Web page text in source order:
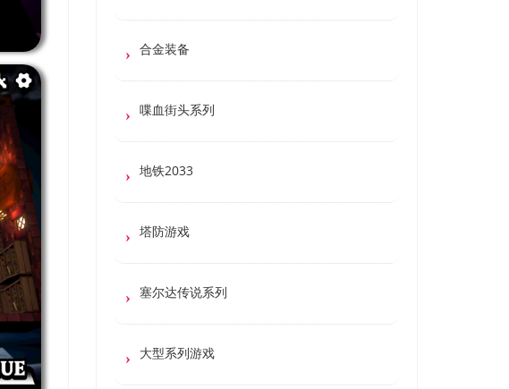
合金装备
喋血街头系列
地铁2033
塔防游戏
塞尔达传说系列
大型系列游戏